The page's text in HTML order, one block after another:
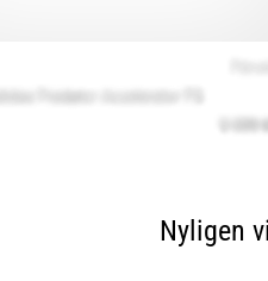
Nyligen